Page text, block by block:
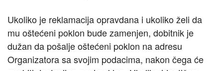
Ukoliko je reklamacija opravdana i ukoliko želi da
mu oštećeni poklon bude zamenjen, dobitnik je
dužan da pošalje oštećeni poklon na adresu
Organizatora sa svojim podacima, nakon čega će